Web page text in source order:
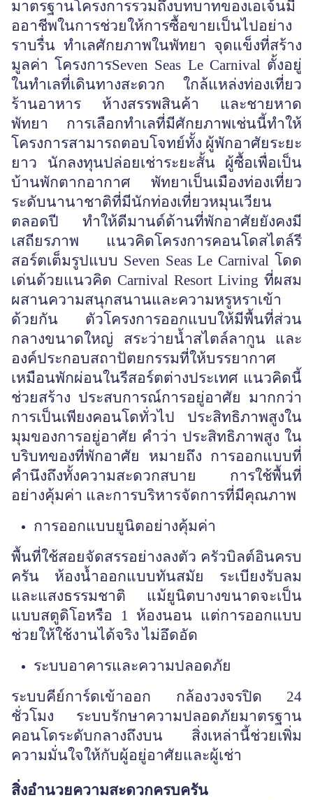
มาตรฐานโครงการรวมถึงบทบาทของเอเจ้นมื
ออาชีพในการช่วยให้การซื้อขายเป็นไปอย่าง
ราบรื่น ทำเลศักยภาพในพัทยา จุดแข็งที่สร้าง
มูลค่า โครงการSeven Seas Le Carnival ตั้งอยู่
ในทำเลที่เดินทางสะดวก ใกล้แหล่งท่องเที่ยว
ร้านอาหาร ห้างสรรพสินค้า และชายหาด
พัทยา การเลือกทำเลที่มีศักยภาพเช่นนี้ทำให้
โครงการสามารถตอบโจทย์ทั้ง ผู้พักอาศัยระยะ
ยาว นักลงทุนปล่อยเช่าระยะสั้น ผู้ซื้อเพื่อเป็น
บ้านพักตากอากาศ พัทยาเป็นเมืองท่องเที่ยว
ระดับนานาชาติที่มีนักท่องเที่ยวหมุนเวียน
ตลอดปี ทำให้ดีมานด์ด้านที่พักอาศัยยังคงมี
เสถียรภาพ แนวคิดโครงการคอนโดสไตล์รี
สอร์ตเต็มรูปแบบ Seven Seas Le Carnival โดด
เด่นด้วยแนวคิด Carnival Resort Living ที่ผสม
ผสานความสนุกสนานและความหรูหราเข้า
ด้วยกัน ตัวโครงการออกแบบให้มีพื้นที่ส่วน
กลางขนาดใหญ่ สระว่ายน้ำสไตล์ลากูน และ
องค์ประกอบสถาปัตยกรรมที่ให้บรรยากาศ
เหมือนพักผ่อนในรีสอร์ตต่างประเทศ แนวคิดนี้
ช่วยสร้าง ประสบการณ์การอยู่อาศัย มากกว่า
การเป็นเพียงคอนโดทั่วไป ประสิทธิภาพสูงใน
มุมของการอยู่อาศัย คำว่า ประสิทธิภาพสูง ใน
บริบทของที่พักอาศัย หมายถึง การออกแบบที่
คำนึงถึงทั้งความสะดวกสบาย การใช้พื้นที่
อย่างคุ้มค่า และการบริหารจัดการที่มีคุณภาพ
การออกแบบยูนิตอย่างคุ้มค่า
พื้นที่ใช้สอยจัดสรรอย่างลงตัว ครัวบิลต์อินครบ
ครัน ห้องน้ำออกแบบทันสมัย ระเบียงรับลม
และแสงธรรมชาติ แม้ยูนิตบางขนาดจะเป็น
แบบสตูดิโอหรือ 1 ห้องนอน แต่การออกแบบ
ช่วยให้ใช้งานได้จริง ไม่อึดอัด
ระบบอาคารและความปลอดภัย
ระบบคีย์การ์ดเข้าออก กล้องวงจรปิด 24
ชั่วโมง ระบบรักษาความปลอดภัยมาตรฐาน
คอนโดระดับกลางถึงบน สิ่งเหล่านี้ช่วยเพิ่ม
ความมั่นใจให้กับผู้อยู่อาศัยและผู้เช่า
สิ่งอำนวยความสะดวกครบครัน